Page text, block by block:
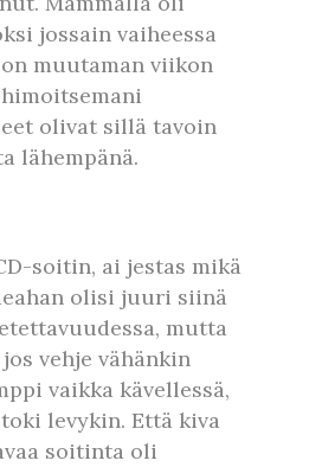
jossain vaiheessa
muutaman viikon
olivat sillä tavoin
lähempänä.
soitin, ai jestas mikä
olisi juuri siinä
mutta
vehje vähänkin
vaikka kävellessä,
levykin. Että kiva
soitinta oli